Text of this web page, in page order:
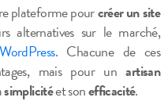
plateforme pourcréer un site
alternatives sur le marché,
WordPress. Chacune de ces
mais pour unartisan
simplicitéet sonefficacité.